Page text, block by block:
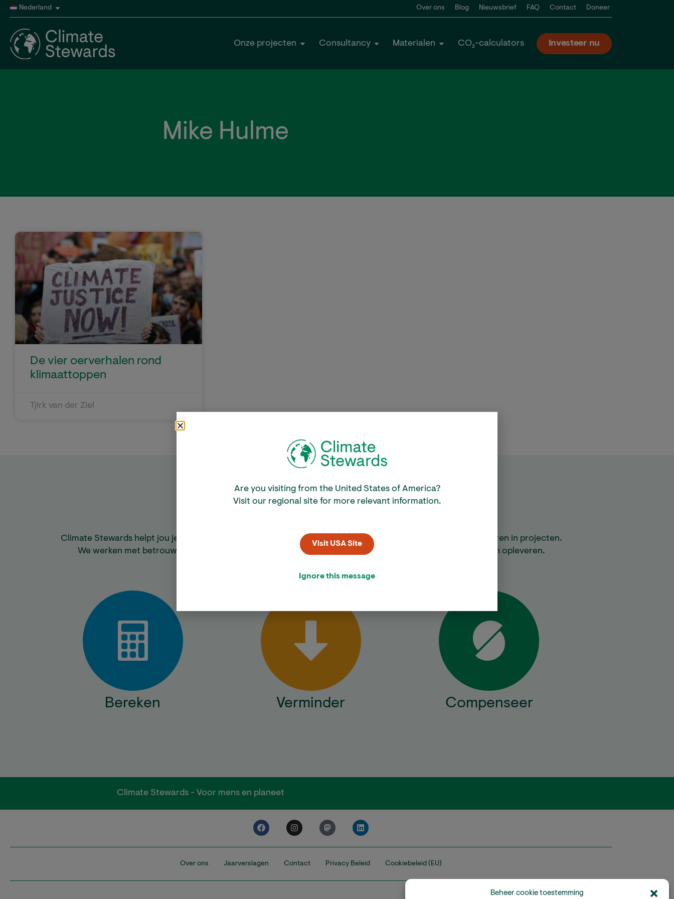
Beheer cookie toestemming
Nederland Over ons Blog Nieuwsbrief FAQ Contact Doneer
Onze projecten Consultancy Materialen CO₂-calculators Investeer nu
Mike Hulme
De vier oerverhalen rond
klimaattoppen
Tjirk van der Ziel
Kom in actie
Climate Stewards helpt jou je CO₂-voetafdruk te berekenen, te verminderen wat je kunt en de rest te investeren in projecten.
We werken met betrouwbare gemeenschapsprojecten die naast CO
2 -reductie ook veel lokale voordelen opleveren.
Bereken Verminder Compenseer
Climate Stewards - Voor mens en planeet
Over ons Jaarverslagen Contact Privacy Beleid Cookiebeleid (EU)
Are you visiting from the United States of America?
Visit our regional site for more relevant information.
Visit USA Site
Ignore this message